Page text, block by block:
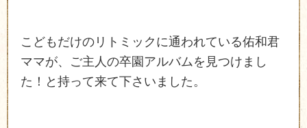
こどもだけのリトミックに通われている佑和君
ママが、ご主人の卒園アルバムを見つけまし
た！と持って来て下さいました。